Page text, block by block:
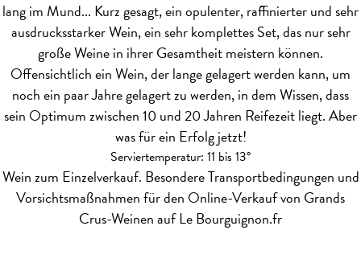
lang im Mund... Kurz gesagt, ein opulenter, raffinierter und sehr
ausdrucksstarker Wein, ein sehr komplettes Set, das nur sehr
große Weine in ihrer Gesamtheit meistern können.
Offensichtlich ein Wein, der lange gelagert werden kann, um
noch ein paar Jahre gelagert zu werden, in dem Wissen, dass
sein Optimum zwischen 10 und 20 Jahren Reifezeit liegt. Aber
was für ein Erfolg jetzt!
Serviertemperatur: 11 bis 13°
Wein zum Einzelverkauf. Besondere Transportbedingungen und
Vorsichtsmaßnahmen für den Online-Verkauf von Grands
Crus-Weinen auf Le Bourguignon.fr